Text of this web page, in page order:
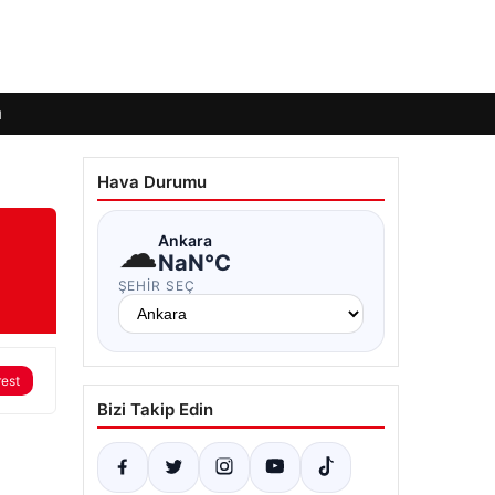
Hava Durumu
☁Ankara
NaN°C
ŞEHIR SEÇ
Bizi Takip Edin